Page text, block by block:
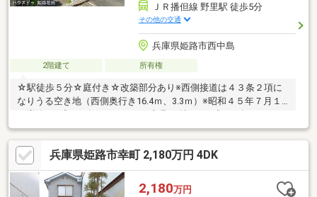
ＪＲ播但線 野里駅 徒歩5分
その他の交通
兵庫県姫路市西中島
2階建て 所有権
☆駅徒歩５分☆庭付き☆改築部分あり※西側接道は４３条２項に
なりうる空き地（西側奥行き16.4ｍ、3.3ｍ）※昭和４５年７月１
日増築リフォームのご相談等も承っております♪資材高騰の為中古
戸建に注目が集まっております！ぜひご内覧はお早めに(^▽^)/
ネットからでもお電話でもOK♪お気軽にお問合せ下さい♪お待ちし
ております！！ハウスドゥ姫路花田 TEL 079-263-8520
兵庫県姫路市幸町 2,180万円 4DK
2,180万円